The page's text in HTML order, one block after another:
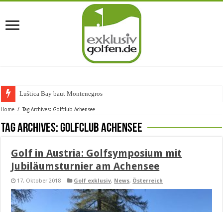
Luštica Bay baut Montenegros erste
Home / Tag Archives: Golfclub Achensee
Tag Archives:Golfclub Achensee
Golf in Austria: Golfsymposium mit
Jubiläumsturnier am Achensee
17. Oktober 2018 Golf exklusiv, News, Österreich